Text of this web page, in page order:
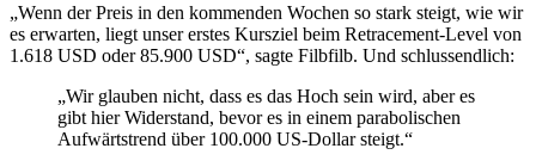
„Wenn der Preis in den kommenden Wochen so stark steigt, wie wir
es erwarten, liegt unser erstes Kursziel beim Retracement-Level von
1.618 USD oder 85.900 USD“, sagte Filbfilb. Und schlussendlich:
„Wir glauben nicht, dass es das Hoch sein wird, aber es
gibt hier Widerstand, bevor es in einem parabolischen
Aufwärtstrend über 100.000 US-Dollar steigt.“